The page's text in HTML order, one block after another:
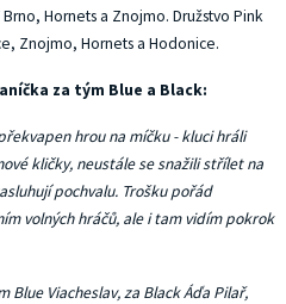
Hornets a Znojmo. Družstvo Pink
Znojmo, Hornets a Hodonice.
za tým Blue a Black:
hrou na míčku - kluci hráli
kličky, neustále se snažili střílet na
pochvalu. Trošku pořád
volných hráčů, ale i tam vidím pokrok
Blue Viacheslav, za Black Áďa Pilař,